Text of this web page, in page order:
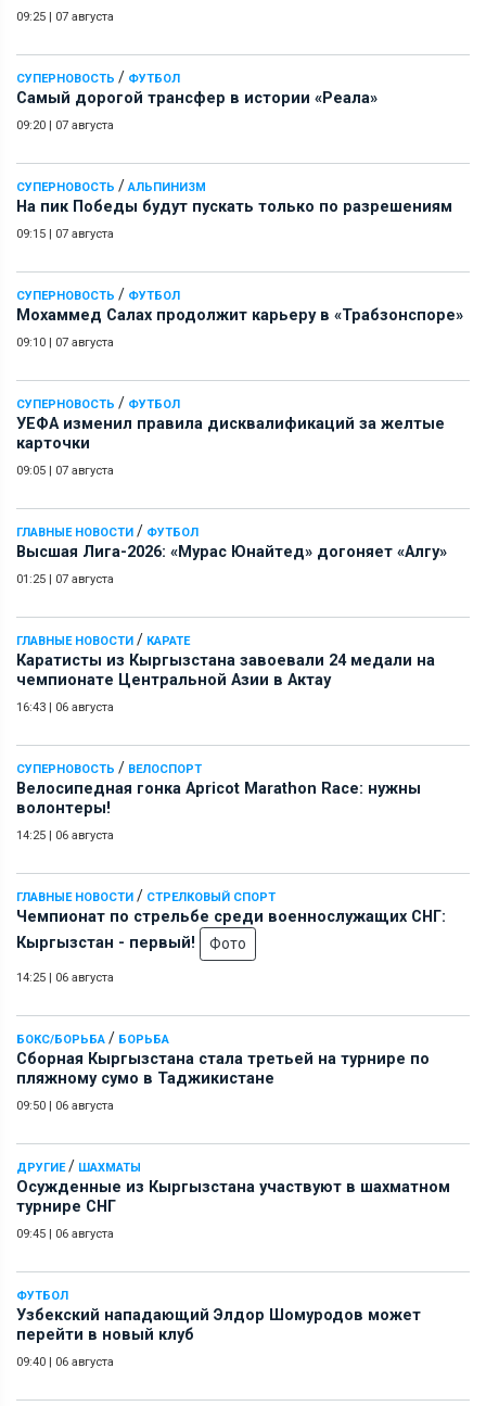
09:25 | 07 августа
СУПЕРНОВОСТЬ / ФУТБОЛ
Самый дорогой трансфер в истории «Реала»
09:20 | 07 августа
СУПЕРНОВОСТЬ / АЛЬПИНИЗМ
На пик Победы будут пускать только по разрешениям
09:15 | 07 августа
СУПЕРНОВОСТЬ / ФУТБОЛ
Мохаммед Салах продолжит карьеру в «Трабзонспоре»
09:10 | 07 августа
СУПЕРНОВОСТЬ / ФУТБОЛ
УЕФА изменил правила дисквалификаций за желтые
карточки
09:05 | 07 августа
ГЛАВНЫЕ НОВОСТИ / ФУТБОЛ
Высшая Лига-2026: «Мурас Юнайтед» догоняет «Алгу»
01:25 | 07 августа
ГЛАВНЫЕ НОВОСТИ / КАРАТЕ
Каратисты из Кыргызстана завоевали 24 медали на
чемпионате Центральной Азии в Актау
16:43 | 06 августа
СУПЕРНОВОСТЬ / ВЕЛОСПОРТ
Велосипедная гонка Apricot Marathon Race: нужны
волонтеры!
14:25 | 06 августа
ГЛАВНЫЕ НОВОСТИ / СТРЕЛКОВЫЙ СПОРТ
Чемпионат по стрельбе среди военнослужащих СНГ:
Кыргызстан - первый!
Фото
14:25 | 06 августа
БОКС/БОРЬБА / БОРЬБА
Сборная Кыргызстана стала третьей на турнире по
пляжному сумо в Таджикистане
09:50 | 06 августа
ДРУГИЕ/ ШАХМАТЫ
Осужденные из Кыргызстана участвуют в шахматном
турнире СНГ
09:45 | 06 августа
ФУТБОЛ
Узбекский нападающий Элдор Шомуродов может
перейти в новый клуб
09:40 | 06 августа